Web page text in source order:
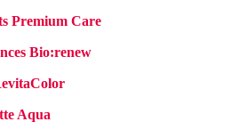
Premium Care
Bio:renew
Aqua